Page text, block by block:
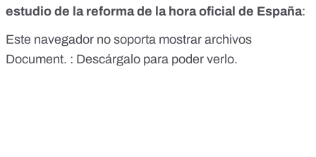
estudio de la reforma de la hora oficial de España:
Este navegador no soporta mostrar archivos
Document. : Descárgalo para poder verlo.